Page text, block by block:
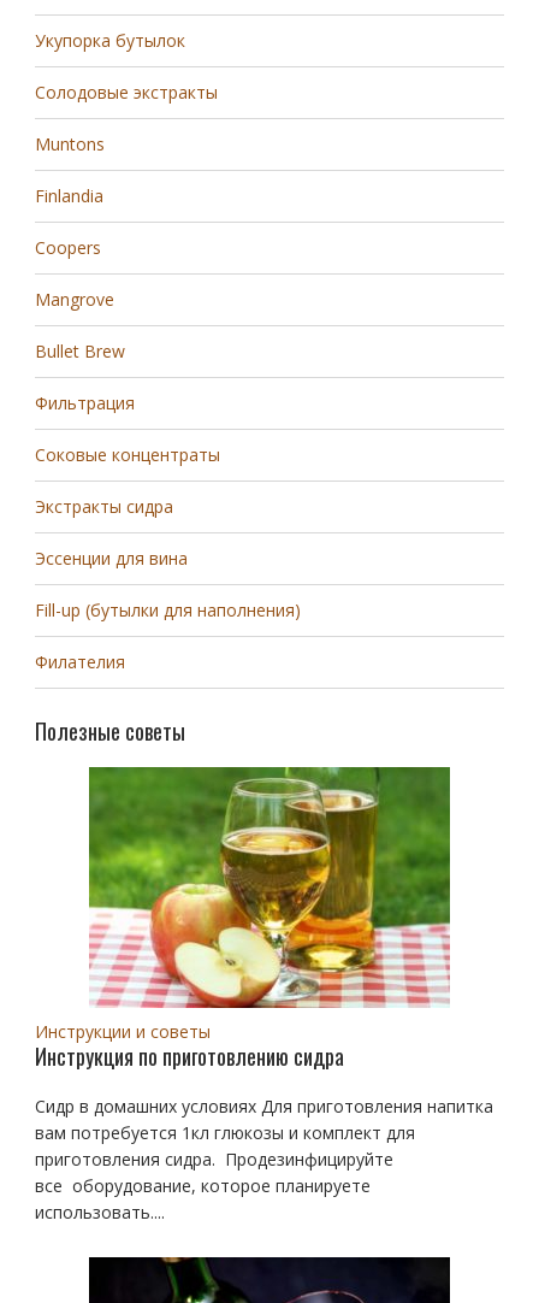
Укупорка бутылок
Солодовые экстракты
Muntons
Finlandia
Coopers
Mangrove
Bullet Brew
Фильтрация
Соковые концентраты
Экстракты сидра
Эссенции для вина
Fill-up (бутылки для наполнения)
Филателия
Полезные советы
Инструкции и советы
Инструкция по приготовлению сидра
Сидр в домашних условиях Для приготовления напитка
вам потребуется 1кл глюкозы и комплект для
приготовления сидра. Продезинфицируйте
все оборудование, которое планируете
использовать....